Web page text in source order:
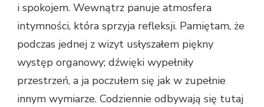
i spokojem. Wewnątrz panuje atmosfera
intymności, która sprzyja refleksji. Pamiętam, że
podczas jednej z wizyt usłyszałem piękny
występ organowy; dźwięki wypełniły
przestrzeń, a ja poczułem się jak w zupełnie
innym wymiarze. Codziennie odbywają się tutaj